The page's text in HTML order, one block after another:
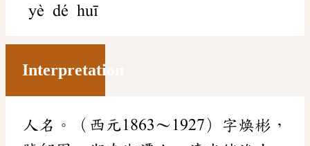
yè dé huī
Interpretation
人名。（西元1863～1927）字煥彬，